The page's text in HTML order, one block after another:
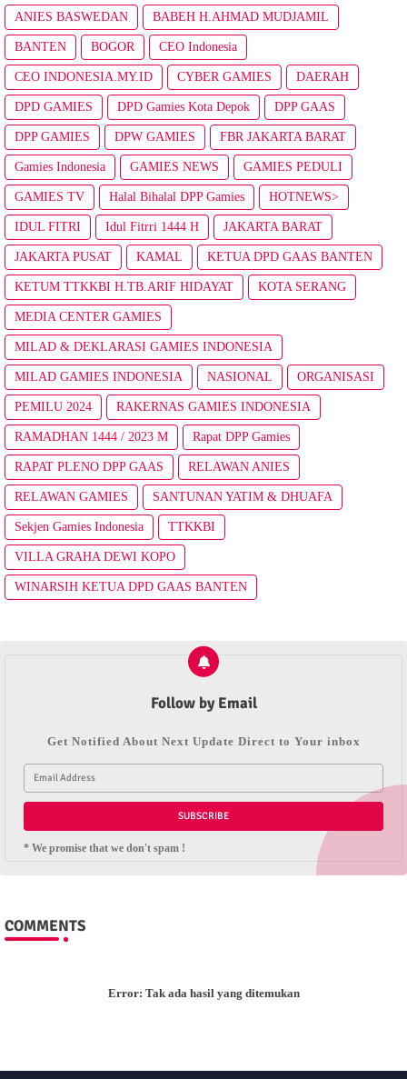
ANIES BASWEDAN BABEH H.AHMAD MUDJAMIL
BANTEN BOGOR CEO Indonesia
CEO INDONESIA.MY.ID CYBER GAMIES DAERAH
DPD GAMIES DPD Gamies Kota Depok DPP GAAS
DPP GAMIES DPW GAMIES FBR JAKARTA BARAT
Gamies Indonesia GAMIES NEWS GAMIES PEDULI
GAMIES TV Halal Bihalal DPP Gamies HOTNEWS>
IDUL FITRI Idul Fitrri 1444 H JAKARTA BARAT
JAKARTA PUSAT KAMAL KETUA DPD GAAS BANTEN
KETUM TTKKBI H.TB.ARIF HIDAYAT KOTA SERANG
MEDIA CENTER GAMIES
MILAD & DEKLARASI GAMIES INDONESIA
MILAD GAMIES INDONESIA NASIONAL ORGANISASI
PEMILU 2024 RAKERNAS GAMIES INDONESIA
RAMADHAN 1444 / 2023 M Rapat DPP Gamies
RAPAT PLENO DPP GAAS RELAWAN ANIES
RELAWAN GAMIES SANTUNAN YATIM & DHUAFA
Sekjen Gamies Indonesia TTKKBI
VILLA GRAHA DEWI KOPO
WINARSIH KETUA DPD GAAS BANTEN
Follow by Email
Get Notified About Next Update Direct to Your inbox
* We promise that we don't spam !
COMMENTS
Error: Tak ada hasil yang ditemukan